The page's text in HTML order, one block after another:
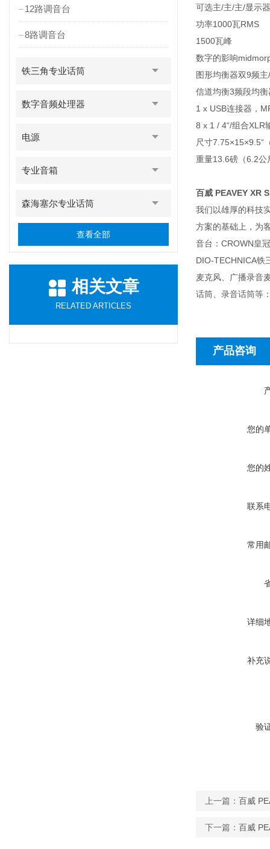
12路调音台
8路调音台
铁三角专业话筒
数字音频处理器
电源
专业音箱
森海塞尔专业话筒
查看全部
相关文章
RELATED ARTICLES
可选主/主/主/显示
功率1000瓦RMS
1500瓦峰
数字的影响
图形均衡器双9频
信道均衡3频段均
1 x USB连接器，
8 x 1 / 4“/组合XLR
尺寸7.75×15×9.5“
重量13.6磅（6.2公
百威 PEAVEY XR
我们以雄厚的科技
方案的基础上，为
音台：CROWN皇
DIO-TECHNICA铁
麦克风、广播录音
话筒、录音话筒等
产品咨询
您的
您的
联系
常用
详细
补充
验
上一篇： 百威
下一篇： 百威